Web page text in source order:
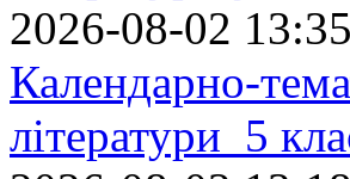
2026-08-02 13:35
Календарно-
літератури 5